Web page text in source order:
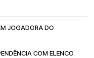
JOGADORA DO
COM ELENCO